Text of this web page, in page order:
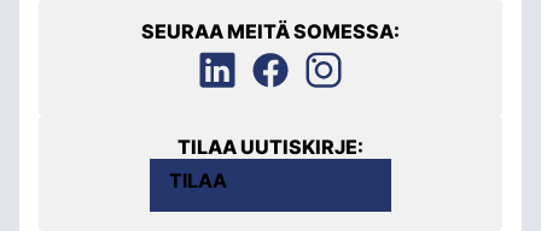
SEURAA MEITÄ SOMESSA:
TILAA UUTISKIRJE:
TILAA